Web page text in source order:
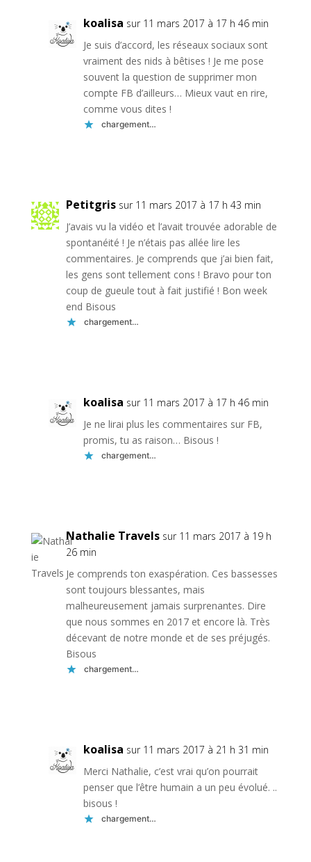
koalisa sur 11 mars 2017 à 17 h 46 min
Je suis d’accord, les réseaux sociaux sont
vraiment des nids à bêtises ! Je me pose
souvent la question de supprimer mon
compte FB d’ailleurs… Mieux vaut en rire,
comme vous dites !
chargement…
Petitgris sur 11 mars 2017 à 17 h 43 min
J’avais vu la vidéo et l’avait trouvée adorable de
spontanéité ! Je n’étais pas allée lire les
commentaires. Je comprends que j’ai bien fait,
les gens sont tellement cons ! Bravo pour ton
coup de gueule tout à fait justifié ! Bon week
end Bisous
chargement…
koalisa sur 11 mars 2017 à 17 h 46 min
Je ne lirai plus les commentaires sur FB,
promis, tu as raison… Bisous !
chargement…
Nathalie Travels sur 11 mars 2017 à 19 h
26 min
Je comprends ton exaspération. Ces bassesses
sont toujours blessantes, mais
malheureusement jamais surprenantes. Dire
que nous sommes en 2017 et encore là. Très
décevant de notre monde et de ses préjugés.
Bisous
chargement…
koalisa sur 11 mars 2017 à 21 h 31 min
Merci Nathalie, c’est vrai qu’on pourrait
penser que l’être humain a un peu évolué. ..
bisous !
chargement…